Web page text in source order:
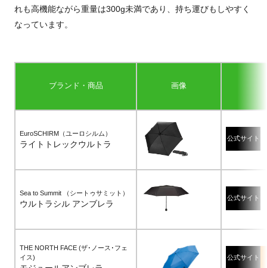
れも高機能ながら重量は300g未満であり、持ち運びもしやすく
なっています。
ブランド・商品 画像
EuroSCHIRM（ユーロシルム）
ライトトレックウルトラ
公式サイト
Sea to Summit （シートゥサミット）
ウルトラシル アンブレラ
公式サイト
THE NORTH FACE (ザ･ノース･フェ
イス)
公式サイト